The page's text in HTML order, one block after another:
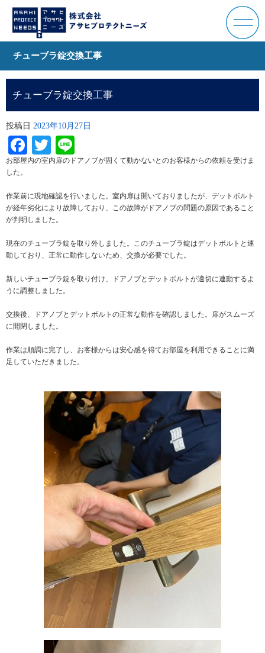
チューブラ錠交換工事
チューブラ錠交換工事
投稿日 2023年10月27日
Facebook
Twitter
お部屋内の室内扉のドアノブが固くて動かないとのお客様からの依頼を受けま
した。
作業前に現地確認を行いました。室内扉は開いておりましたが、デットボルト
が経年劣化により故障しており、この故障がドアノブの問題の原因であること
が判明しました。
現在のチューブラ錠を取り外しました。このチューブラ錠はデットボルトと連
動しており、正常に動作しないため、交換が必要でした。
新しいチューブラ錠を取り付け、ドアノブとデットボルトが適切に連動するよ
うに調整しました。
交換後、ドアノブとデットボルトの正常な動作を確認しました。扉がスムーズ
に開閉しました。
作業は順調に完了し、お客様からは安心感を得てお部屋を利用できることに満
足していただきました。